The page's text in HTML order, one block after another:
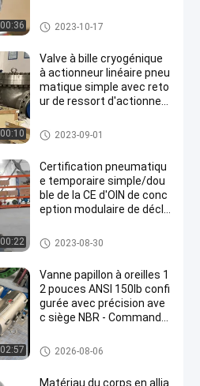
00:36
upape à vanne
déclencheur linéaire pneumati
que
2023-10-17
00:10
Valve à bille cryogénique
à actionneur linéaire pneu
matique simple avec reto
ur de ressort d'actionneu
0KN
déclencheur linéaire pneumati
que
2023-09-01
00:22
Certification pneumatiqu
e temporaire simple/dou
ble de la CE d'OIN de conc
eption modulaire de décle
que dessus OUTRE de la
valve
déclencheur linéaire pneumati
que
2023-08-30
02:57
Vanne papillon à oreilles 1
2 pouces ANSI 150lb confi
gurée avec précision ave
c siège NBR - Commande
Vanne papillon pneumatique
2026-08-06
Matériau du corps en allia